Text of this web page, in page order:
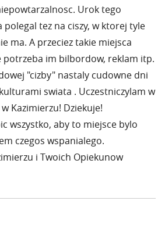
Urok tego
polegal tez na ciszy, w ktorej tyle
ma. A przeciez takie miejsca
potrzeba im bilbordow, reklam itp.
"cizby" nastaly cudowne dni
swiata . Uczestniczylam w
Kazimierzu! Dziekuje!
wszystko, aby to miejsce bylo
czegos wspanialego.
i Twoich Opiekunow